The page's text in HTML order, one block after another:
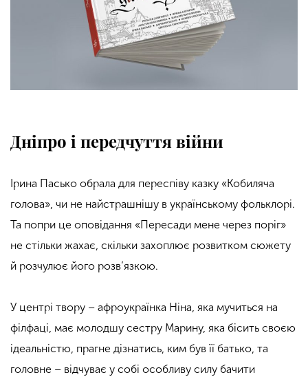
Дніпро і передчуття війни
Ірина Пасько обрала для переспіву казку «Кобиляча
голова», чи не найстрашнішу в українському фольклорі.
Та попри це оповідання «Пересади мене через поріг»
не стільки жахає, скільки захоплює розвитком сюжету
й розчулює його розв’язкою.
У центрі твору – афроукраїнка Ніна, яка мучиться на
філфаці, має молодшу сестру Марину, яка бісить своєю
ідеальністю, прагне дізнатись, ким був її батько, та
головне – відчуває у собі особливу силу бачити